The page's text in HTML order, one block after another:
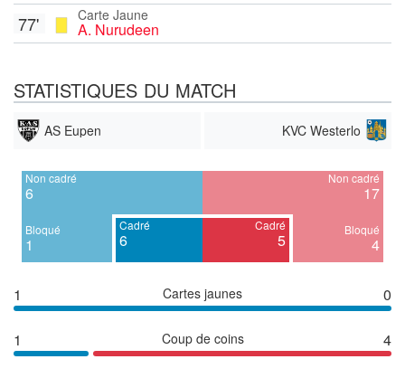
Carte Jaune
A. Nurudeen
77'
STATISTIQUES DU MATCH
AS Eupen KVC Westerlo
Non cadré
6
Bloqué
1
Cadré
6
Cadré
5
Non cadré
17
Bloqué
4
1 Cartes jaunes 0
1 Coup de coins 4